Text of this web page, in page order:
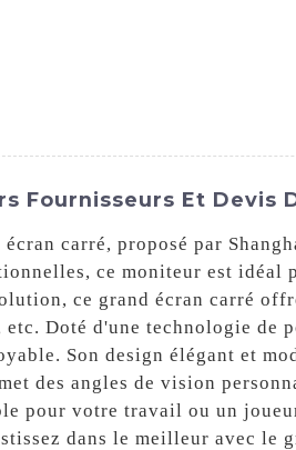
Fournisseurs Et Devis
carré, proposé par
ce moniteur est idéal
ce grand écran carré
Doté d'une technologie de
Son design élégant et
des angles de vision
pour votre travail ou un
dans le meilleur avec le